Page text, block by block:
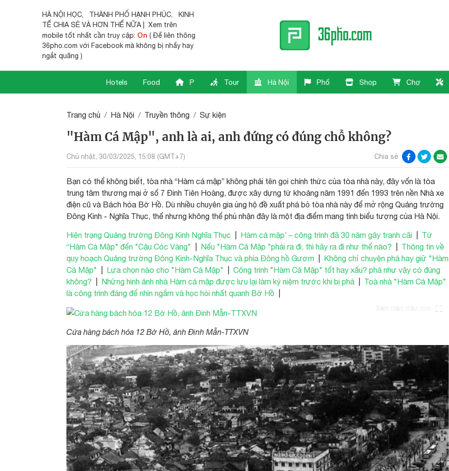
HÀ NỘI HỌC, THÀNH PHỐ HẠNH PHÚC,
KINH
TẾ CHIA SẺ VÀ HƠN THẾ NỮA | Xem trên
mobile tốt nhất cần truy cập: On ( Để liên thông
36pho.com với Facebook mà không bị nhẩy hay
ngắt quãng )
Hotels Food P Tour Hà Nội Phố Shop Chợ
Trang chủ Hà Nội Truyền thông Sự kiện
"Hàm Cá Mập", anh là ai, anh đứng có đúng chỗ không?
Chủ nhật, 30/03/2025, 15:08 (GMT+7) Chia sẻ
Bạn có thể không biết, tòa nhà “Hàm cá mập” không phải tên gọi chính thức của tòa nhà này, đây vốn là tòa
trung tâm thương mại ở số 7 Đinh Tiên Hoàng, được xây dựng từ khoảng năm 1991 đến 1993 trên nền Nhà xe
điện cũ và Bách hóa Bờ Hồ. Dù nhiều chuyên gia ủng hộ đề xuất phá bỏ tòa nhà này để mở rộng Quảng trường
Đông Kinh - Nghĩa Thục, thế nhưng không thể phủ nhận đây là một địa điểm mang tính biểu tượng của Hà Nội.
Hiện trạng Quảng trường Đông Kinh Nghĩa Thục Hàm cá mập’ – công trình đã 30 năm gây tranh cãi
Từ
“Hàm Cá Mập" đến "Cậu Cóc Vàng"
Nếu "Hàm Cá Mập "phải ra đi, thì hãy ra đi như thế nào?
Thông tin về
quy hoạch Quảng trường Đông Kinh-Nghĩa Thục và phía Đông hồ Gươm
Không chỉ chuyện phá hay giữ "Hàm
Cá Mập"
Lựa chọn nào cho "Hàm Cá Mập"
Công trình "Hàm Cá Mập" tốt hay xấu? phá như vậy có đúng
không?
Những hình ảnh nhà Hàm cá mập được lưu lại làm kỷ niệm trước khi bị phá
Toà nhà "Hàm Cá Mập"
là công trình đáng để nhìn ngắm và học hỏi nhất quanh Bờ Hồ
Xem toàn màn hình
Cửa hàng bách hóa 12 Bờ Hồ, ảnh Đinh Mẫn-TTXVN